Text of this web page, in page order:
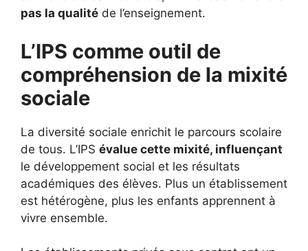
pas la qualité de l’enseignement.
L’IPS comme outil de
compréhension de la mixité
sociale
La diversité sociale enrichit le parcours scolaire
de tous. L’IPS évalue cette mixité, influençant
le développement social et les résultats
académiques des élèves. Plus un établissement
est hétérogène, plus les enfants apprennent à
vivre ensemble.